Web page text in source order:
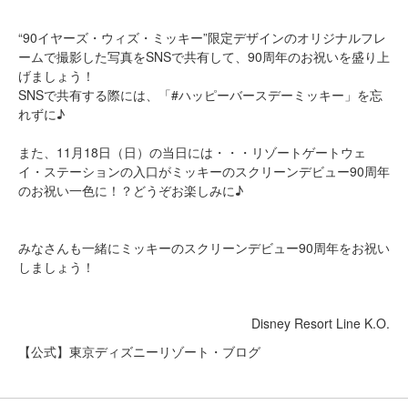
“90イヤーズ・ウィズ・ミッキー”限定デザインのオリジナルフレ
ームで撮影した写真をSNSで共有して、90周年のお祝いを盛り上
げましょう！
SNSで共有する際には、「#ハッピーバースデーミッキー」を忘
れずに♪
また、11月18日（日）の当日には・・・リゾートゲートウェ
イ・ステーションの入口がミッキーのスクリーンデビュー90周年
のお祝い一色に！？どうぞお楽しみに♪
みなさんも一緒にミッキーのスクリーンデビュー90周年をお祝い
しましょう！
Disney Resort Line K.O.
【公式】東京ディズニーリゾート・ブログ